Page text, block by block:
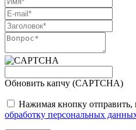
Обновить капчу (CAPTCHA)
Нажимая кнопку отправить,
обработку персональных